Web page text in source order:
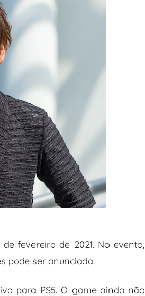
fevereiro de 2021. No evento,
pode ser anunciada.
para PS5. O game ainda não